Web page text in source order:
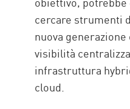
cercare strumenti
nuova
visibilità
infrastruttura
cloud.